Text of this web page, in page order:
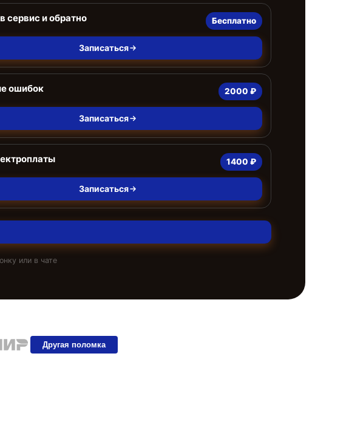
сервис и обратно Бесплатно
Записаться
ошибок 2000 ₽
Записаться
1400 ₽
Записаться
или в чате
Другая поломка